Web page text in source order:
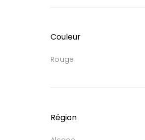
Couleur
Rouge
Région